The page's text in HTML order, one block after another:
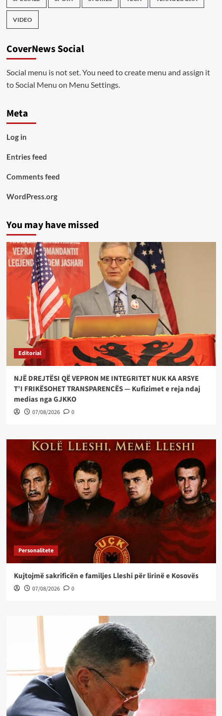
VIDEO
CoverNews Social
Social menu is not set. You need to create menu and assign it
to Social Menu on Menu Settings.
Meta
Log in
Entries feed
Comments feed
WordPress.org
You may have missed
Editorial
NJË DREJTËSI QË VEPRON ME INTEGRITET NUK KA ARSYE
T’I FRIKËSOHET TRANSPARENCËS — Kufizimet e reja ndaj
medias nga GJKKO
07/08/2026 0
Personalitete
Kujtojmë sakrificën e familjes Lleshi për lirinë e Kosovës
07/08/2026 0